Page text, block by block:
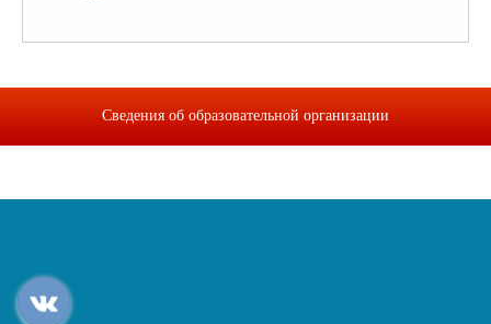
Сведения об образовательной организации